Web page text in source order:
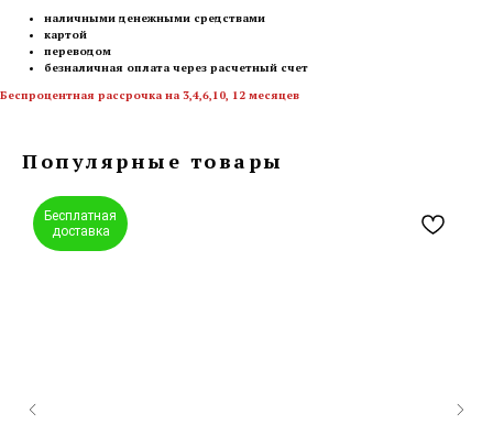
наличными денежными средствами
картой
переводом
безналичная оплата через расчетный счет
Беспроцентная рассрочка на 3,4,6,10, 12 месяцев
Популярные товары
Бесплатная
доставка